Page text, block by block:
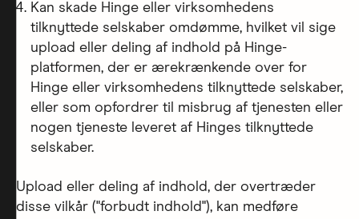
Kan skade Hinge eller virksomhedens
tilknyttede selskaber omdømme, hvilket vil sige
upload eller deling af indhold på Hinge-
platformen, der er ærekrænkende over for
Hinge eller virksomhedens tilknyttede selskaber,
eller som opfordrer til misbrug af tjenesten eller
nogen tjeneste leveret af Hinges tilknyttede
selskaber.
Upload eller deling af indhold, der overtræder
disse vilkår ("forbudt indhold"), kan medføre